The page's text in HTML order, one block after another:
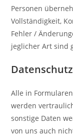
Personen
Vollständigkeit,
Fehler /
jeglicher Art sind
Datenschutz
Alle in
werden
sonstige Daten
von uns auch